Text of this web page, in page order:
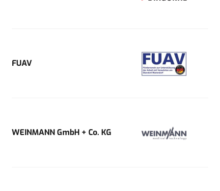
FUAV
WEINMANN GmbH + Co. KG